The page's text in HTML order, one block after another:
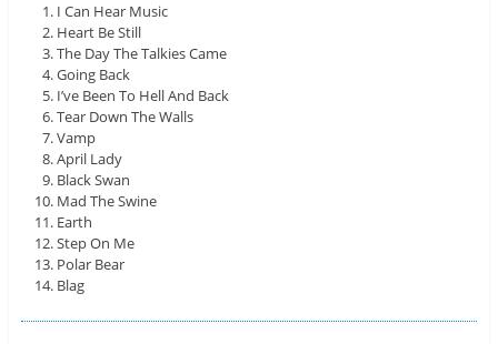
I Can Hear Music
Heart Be Still
The Day The Talkies Came
Going Back
I’ve Been To Hell And Back
Tear Down The Walls
Vamp
April Lady
Black Swan
Mad The Swine
Earth
Step On Me
Polar Bear
Blag